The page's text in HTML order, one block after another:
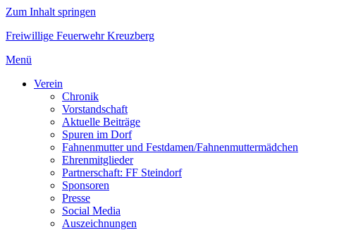
Zum Inhalt springen
Freiwillige Feuerwehr Kreuzberg
Menü
Verein
Chronik
Vorstandschaft
Aktuelle Beiträge
Spuren im Dorf
Fahnenmutter und Festdamen/Fahnenmuttermädchen
Ehrenmitglieder
Partnerschaft: FF Steindorf
Sponsoren
Presse
Social Media
Auszeichnungen